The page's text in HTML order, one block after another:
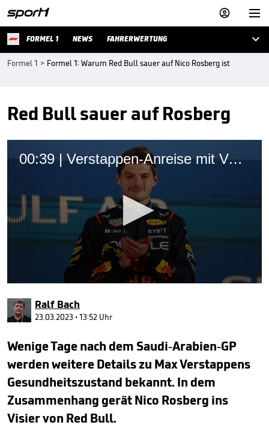


FORMEL 1 NEWS FAHRERWERTUNG 
Formel 1 > Formel 1: Warum Red Bull sauer auf Nico Rosberg ist
Red Bull sauer auf Rosberg
00:39 | Verstappen-Anreise mit Verspätung
seconds
of
39
seconds
Ralf Bach
23.03.2023 • 13:52 Uhr
Wenige Tage nach dem Saudi-Arabien-GP
werden weitere Details zu Max Verstappens
Gesundheitszustand bekannt. In dem
Zusammenhang gerät Nico Rosberg ins
Visier von Red Bull.